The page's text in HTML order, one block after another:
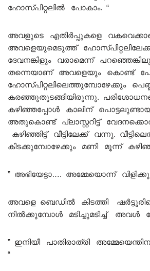
ഹോസ്പിറ്റലിൽ പോകാം. “
അവളുടെ എതിർപ്പുകളെ
അവളെയുമെടുത്ത്
ദേവനങ്കിളും വരാമെന്ന്
തന്നെയാണ് അവളെയും കൊണ്ട്
ഹോസ്പിറ്റലിലെത്തുമ്പോഴേക്കും
കരഞ്ഞുതുടങ്ങിയിരുന്നു.
കഴിഞ്ഞപ്പോൾ കാലിന്
അതുകൊണ്ട് പ്ലാസ്റ്ററിട്ട്
കഴിഞ്ഞിട്ട് വീട്ടിലേക്ക് വന്നു.
കിടക്കുമ്പോഴേക്കും മണി മൂന്ന്
” അഭിയേട്ടാ…. അമ്മേയൊന്ന്
അവളെ ബെഡിൽ കിടത്തി
നിൽക്കുമ്പോൾ മടിച്ചുമടിച്ച് അവൾ
” ഇനിയീ പാതിരാത്രി
“